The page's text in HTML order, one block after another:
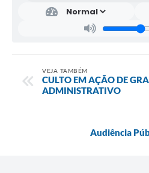
VEJA TAMBÉM
CULTO EM AÇÃO DE
ADMINISTRATIVO
Audiência